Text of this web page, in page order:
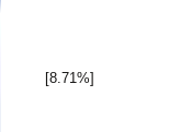
[8.71%]